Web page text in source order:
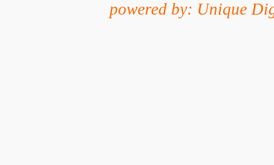
powered by: Unique